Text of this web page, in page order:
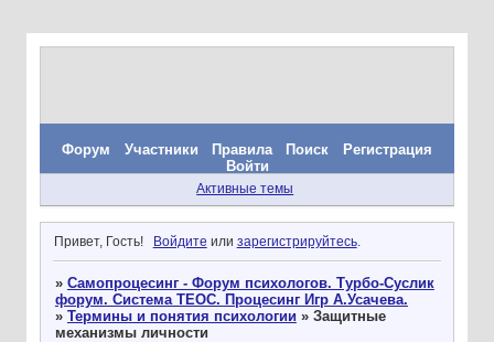
Форум Участники Правила Поиск
Регистрация
Войти
Активные темы
Привет, Гость! Войдите или зарегистрируйтесь.
» Самопроцесинг - Форум психологов. Турбо-Суслик
форум. Система ТЕОС. Процесинг Игр А.Усачева.
» Термины и понятия психологии » Защитные
механизмы личности